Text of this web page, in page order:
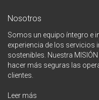
Nosotros
Somos un equipo íntegro e
experiencia de los
sostenibles. Nuestra
hacer más seguras las
clientes.
Leer más